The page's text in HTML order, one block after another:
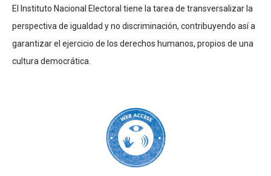
El Instituto Nacional Electoral tiene la tarea de transversalizar la
perspectiva de igualdad y no discriminación, contribuyendo así a
garantizar el ejercicio de los derechos humanos, propios de una
cultura democrática.